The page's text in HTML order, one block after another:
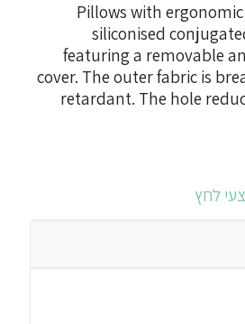
Pillows with
siliconised
featuring a removable
cover. The outer fabric is
retardant. The hole
לחץ